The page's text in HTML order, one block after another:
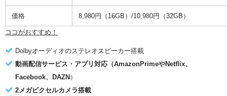
価格 8,980円（16GB）/10,980円（32GB）
ココがおすすめ！
Dolbyオーディオのステレオスピーカー搭載
動画配信サービス・アプリ対応（AmazonPrimeやNetflix、
Facebook、DAZN ）
2メガピクセルカメラ搭載